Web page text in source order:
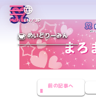
MENUEN／JP
めいどりーみん
前の記事へ